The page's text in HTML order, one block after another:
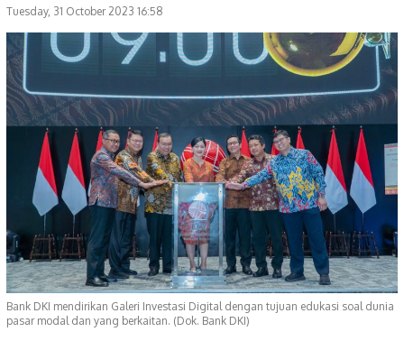
Tuesday, 31 October 2023 16:58
Bank DKI mendirikan Galeri Investasi Digital dengan tujuan edukasi soal dunia
pasar modal dan yang berkaitan. (Dok. Bank DKI)